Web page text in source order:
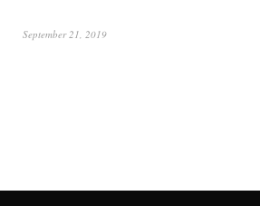
September 21, 2019